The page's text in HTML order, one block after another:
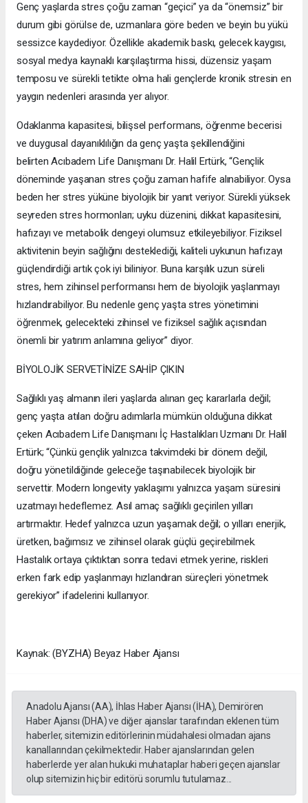
Genç yaşlarda stres çoğu zaman “geçici” ya da “önemsiz” bir
durum gibi görülse de, uzmanlara göre beden ve beyin bu yükü
sessizce kaydediyor. Özellikle akademik baskı, gelecek kaygısı,
sosyal medya kaynaklı karşılaştırma hissi, düzensiz yaşam
temposu ve sürekli tetikte olma hali gençlerde kronik stresin en
yaygın nedenleri arasında yer alıyor.
Odaklanma kapasitesi, bilişsel performans, öğrenme becerisi
ve duygusal dayanıklılığın da genç yaşta şekillendiğini
belirten Acıbadem Life Danışmanı Dr. Halil Ertürk, “Gençlik
döneminde yaşanan stres çoğu zaman hafife alınabiliyor. Oysa
beden her stres yüküne biyolojik bir yanıt veriyor. Sürekli yüksek
seyreden stres hormonları; uyku düzenini, dikkat kapasitesini,
hafızayı ve metabolik dengeyi olumsuz etkileyebiliyor. Fiziksel
aktivitenin beyin sağlığını desteklediği, kaliteli uykunun hafızayı
güçlendirdiği artık çok iyi biliniyor. Buna karşılık uzun süreli
stres, hem zihinsel performansı hem de biyolojik yaşlanmayı
hızlandırabiliyor. Bu nedenle genç yaşta stres yönetimini
öğrenmek, gelecekteki zihinsel ve fiziksel sağlık açısından
önemli bir yatırım anlamına geliyor” diyor.
BİYOLOJİK SERVETİNİZE SAHİP ÇIKIN
Sağlıklı yaş almanın ileri yaşlarda alınan geç kararlarla değil;
genç yaşta atılan doğru adımlarla mümkün olduğuna dikkat
çeken Acıbadem Life Danışmanı İç Hastalıkları Uzmanı Dr. Halil
Ertürk; “Çünkü gençlik yalnızca takvimdeki bir dönem değil,
doğru yönetildiğinde geleceğe taşınabilecek biyolojik bir
servettir. Modern longevity yaklaşımı yalnızca yaşam süresini
uzatmayı hedeflemez. Asıl amaç sağlıklı geçirilen yılları
artırmaktır. Hedef yalnızca uzun yaşamak değil; o yılları enerjik,
üretken, bağımsız ve zihinsel olarak güçlü geçirebilmek.
Hastalık ortaya çıktıktan sonra tedavi etmek yerine, riskleri
erken fark edip yaşlanmayı hızlandıran süreçleri yönetmek
gerekiyor” ifadelerini kullanıyor.
Kaynak: (BYZHA) Beyaz Haber Ajansı
Anadolu Ajansı (AA), İhlas Haber Ajansı (İHA), Demirören
Haber Ajansı (DHA) ve diğer ajanslar tarafından eklenen tüm
haberler, sitemizin editörlerinin müdahalesi olmadan ajans
kanallarından çekilmektedir. Haber ajanslarından gelen
haberlerde yer alan hukuki muhataplar haberi geçen ajanslar
olup sitemizin hiç bir editörü sorumlu tutulamaz...